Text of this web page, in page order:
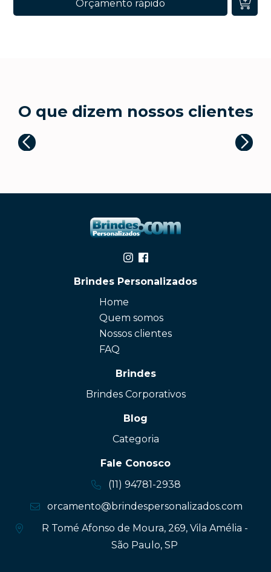
Orçamento rápido
O que dizem nossos clientes
Brindes Personalizados
Home
Quem somos
Nossos clientes
FAQ
Brindes
Brindes Corporativos
Blog
Categoria
Fale Conosco
(11) 94781-2938
orcamento@brindespersonalizados.com
R Tomé Afonso de Moura, 269, Vila Amélia -
São Paulo, SP